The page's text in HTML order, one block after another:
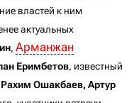
властей к ним
актуальных
, Арманжан
Еримбетов, известный
Ошакбаев, Артур